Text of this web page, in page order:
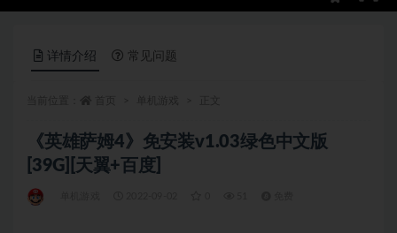
详情介绍 常见问题
《英雄萨姆4》免安装v1.03绿色中文版
[39G][天翼+百度]